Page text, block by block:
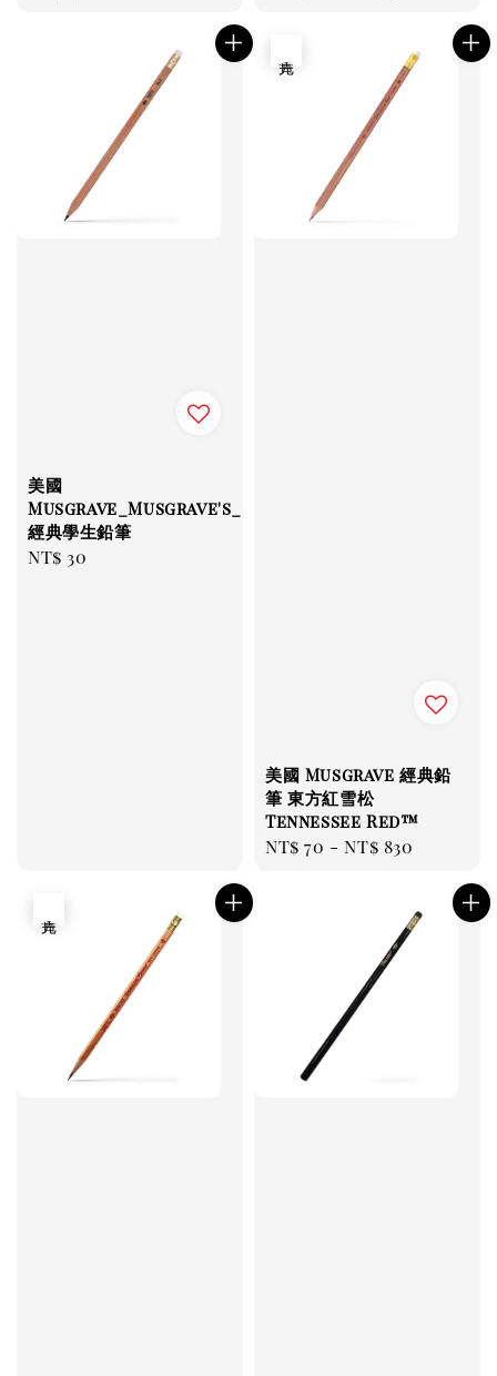
美國
Musgrave_Musgrave's_
經典學生鉛筆
Regular
NT$ 30
美國 Musgrave 經典鉛
筆 東方紅雪松
Tennessee Red™
Regular
NT$ 70 -NT$ 830